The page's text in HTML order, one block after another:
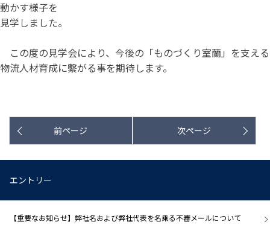
動かす様子を
見学しました。
この度の見学会により、今後の「ものづくり室蘭」を支える
物流人材育成に繫がる事を期待します。
前ページ 次ページ
エントリー
【重要なお知らせ】弊社名および弊社代表を名乗る不審メールについて